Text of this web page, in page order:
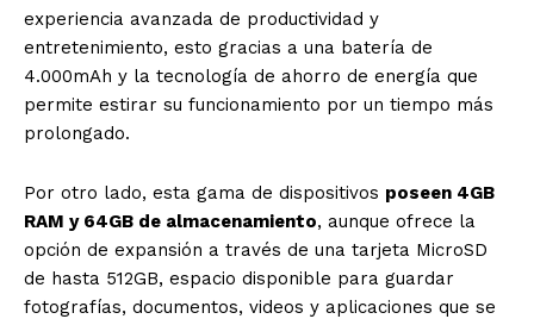
experiencia avanzada de productividad y
entretenimiento, esto gracias a una batería de
4.000mAh y la tecnología de ahorro de energía que
permite estirar su funcionamiento por un tiempo más
prolongado.
Por otro lado, esta gama de dispositivos poseen 4GB
RAM y 64GB de almacenamiento, aunque ofrece la
opción de expansión a través de una tarjeta MicroSD
de hasta 512GB, espacio disponible para guardar
fotografías, documentos, videos y aplicaciones que se